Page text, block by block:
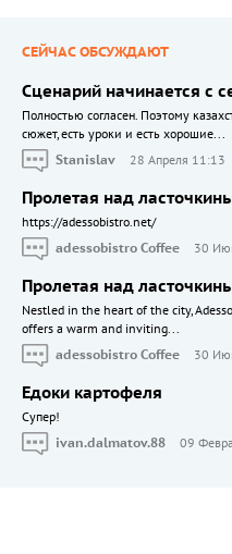
СЕЙЧАС ОБСУЖДАЮТ
Сценарий начинается с
Полностью согласен. Поэтому
сюжет, есть уроки и есть хорошие...
Stanislav
28 Апреля 11:13
Пролетая над
https://adessobistro.net/
adessobistro Coffee
30
Пролетая над
Nestled in the heart of the city,
offers a warm and inviting...
adessobistro Coffee
30
Едоки картофеля
Cупер!
ivan.dalmatov.88
09